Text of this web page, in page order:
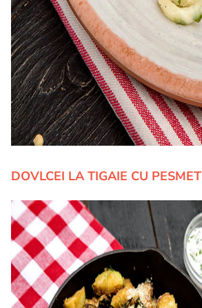
DOVLCEI LA TIGAIE CU PESMET